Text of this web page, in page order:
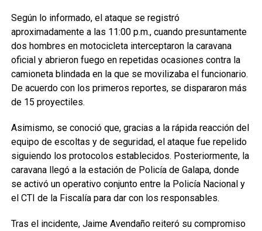
Según lo informado, el ataque se registró
aproximadamente a las 11:00 p.m., cuando presuntamente
dos hombres en motocicleta interceptaron la caravana
oficial y abrieron fuego en repetidas ocasiones contra la
camioneta blindada en la que se movilizaba el funcionario.
De acuerdo con los primeros reportes, se dispararon más
de 15 proyectiles.
Asimismo, se conoció que, gracias a la rápida reacción del
equipo de escoltas y de seguridad, el ataque fue repelido
siguiendo los protocolos establecidos. Posteriormente, la
caravana llegó a la estación de Policía de Galapa, donde
se activó un operativo conjunto entre la Policía Nacional y
el CTI de la Fiscalía para dar con los responsables.
Tras el incidente, Jaime Avendaño reiteró su compromiso